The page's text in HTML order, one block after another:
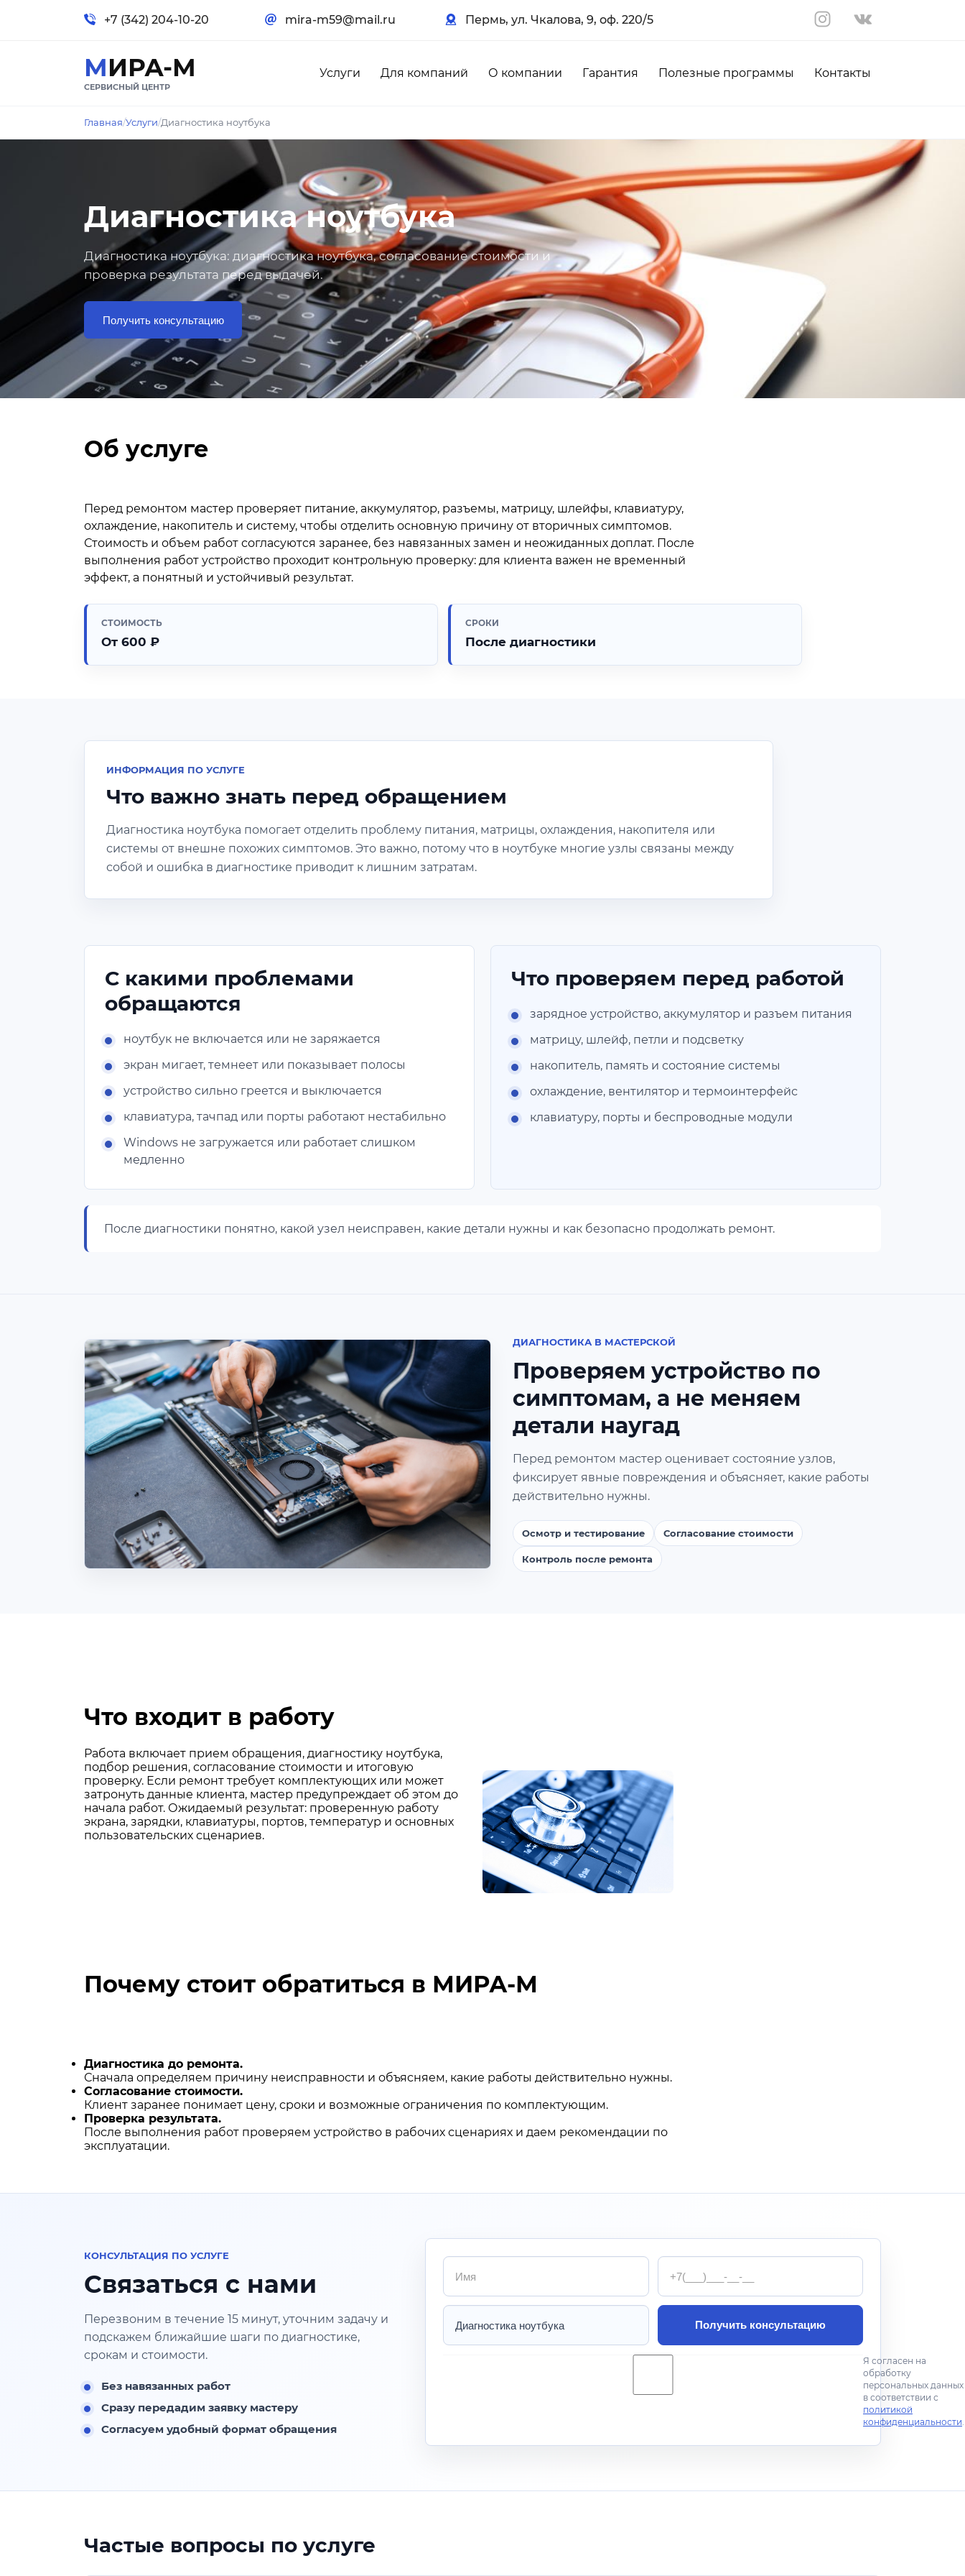
+7 (342) 204-10-20 mira-m59@mail.ru Пермь, ул. Чкалова, 9, оф. 220/5
МИРА-М
СЕРВИСНЫЙ ЦЕНТР
Услуги Для компаний О компании Гарантия Полезные программы Контакты
Главная/Услуги/Диагностика ноутбука
Диагностика ноутбука
Диагностика ноутбука: диагностика ноутбука, согласование стоимости и
проверка результата перед выдачей.
Получить консультацию
Об услуге
Перед ремонтом мастер проверяет питание, аккумулятор, разъемы, матрицу, шлейфы, клавиатуру,
охлаждение, накопитель и систему, чтобы отделить основную причину от вторичных симптомов.
Стоимость и объем работ согласуются заранее, без навязанных замен и неожиданных доплат. После
выполнения работ устройство проходит контрольную проверку: для клиента важен не временный
эффект, а понятный и устойчивый результат.
СТОИМОСТЬ
От 600 ₽
СРОКИ
После диагностики
ИНФОРМАЦИЯ ПО УСЛУГЕ
Что важно знать перед обращением
Диагностика ноутбука помогает отделить проблему питания, матрицы, охлаждения, накопителя или
системы от внешне похожих симптомов. Это важно, потому что в ноутбуке многие узлы связаны между
собой и ошибка в диагностике приводит к лишним затратам.
С какими проблемами
обращаются
ноутбук не включается или не заряжается
экран мигает, темнеет или показывает полосы
устройство сильно греется и выключается
клавиатура, тачпад или порты работают нестабильно
Windows не загружается или работает слишком
медленно
Что проверяем перед работой
зарядное устройство, аккумулятор и разъем питания
матрицу, шлейф, петли и подсветку
накопитель, память и состояние системы
охлаждение, вентилятор и термоинтерфейс
клавиатуру, порты и беспроводные модули
После диагностики понятно, какой узел неисправен, какие детали нужны и как безопасно продолжать ремонт.
ДИАГНОСТИКА В МАСТЕРСКОЙ
Проверяем устройство по
симптомам, а не меняем
детали наугад
Перед ремонтом мастер оценивает состояние узлов,
фиксирует явные повреждения и объясняет, какие работы
действительно нужны.
Осмотр и тестирование Согласование стоимости
Контроль после ремонта
Что входит в работу
Работа включает прием обращения, диагностику ноутбука,
подбор решения, согласование стоимости и итоговую
проверку. Если ремонт требует комплектующих или может
затронуть данные клиента, мастер предупреждает об этом до
начала работ. Ожидаемый результат: проверенную работу
экрана, зарядки, клавиатуры, портов, температур и основных
пользовательских сценариев.
Почему стоит обратиться в МИРА-М
Диагностика до ремонта.
Сначала определяем причину неисправности и объясняем, какие работы действительно нужны.
Согласование стоимости.
Клиент заранее понимает цену, сроки и возможные ограничения по комплектующим.
Проверка результата.
После выполнения работ проверяем устройство в рабочих сценариях и даем рекомендации по
эксплуатации.
КОНСУЛЬТАЦИЯ ПО УСЛУГЕ
Связаться с нами
Перезвоним в течение 15 минут, уточним задачу и
подскажем ближайшие шаги по диагностике,
срокам и стоимости.
Без навязанных работ
Сразу передадим заявку мастеру
Согласуем удобный формат обращения
Имя Телефон
Услуга
Получить консультацию
Я согласен на
обработку
персональных данных
в соответствии с
политикой
конфиденциальности.
Частые вопросы по услуге